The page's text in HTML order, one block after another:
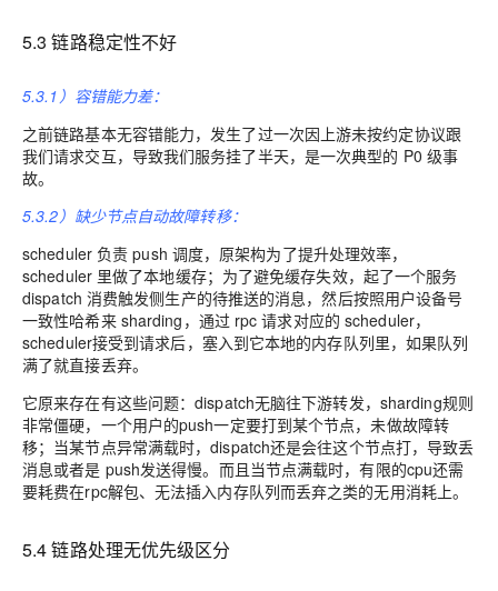
5.3 链路稳定性不好
5.3.1）容错能力差：
之前链路基本无容错能力，发生了过一次因上游未按约定协议跟
我们请求交互，导致我们服务挂了半天，是一次典型的 P0 级事
故。
5.3.2）缺少节点自动故障转移：
scheduler 负责 push 调度，原架构为了提升处理效率，
scheduler 里做了本地缓存；为了避免缓存失效，起了一个服务
dispatch 消费触发侧生产的待推送的消息，然后按照用户设备号
一致性哈希来 sharding，通过 rpc 请求对应的 scheduler，
scheduler接受到请求后，塞入到它本地的内存队列里，如果队列
满了就直接丢弃。
它原来存在有这些问题：dispatch无脑往下游转发，sharding规则
非常僵硬，一个用户的push一定要打到某个节点，未做故障转
移；当某节点异常满载时，dispatch还是会往这个节点打，导致丢
消息或者是 push发送得慢。而且当节点满载时，有限的cpu还需
要耗费在rpc解包、无法插入内存队列而丢弃之类的无用消耗上。
5.4 链路处理无优先级区分